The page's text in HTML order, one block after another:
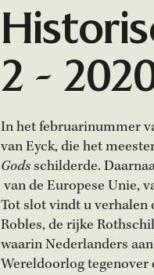
2 -
In het februarinummer
van Eyck, die het
Godsschilderde.
van de Europese Unie,
Tot slot vindt u verhalen
Robles, de rijke
waarin Nederlanders
Wereldoorlog tegenover